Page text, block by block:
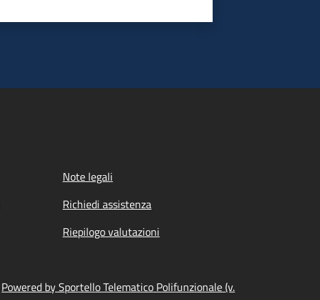
Note legali
Richiedi assistenza
Riepilogo valutazioni
Powered by Sportello Telematico Polifunzionale (v.